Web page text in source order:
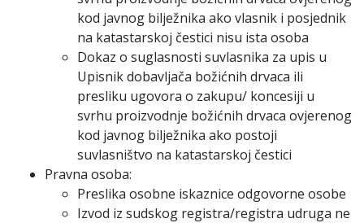
kod javnog bilježnika ako vlasnik i posjednik
na katastarskoj čestici nisu ista osoba
Dokaz o suglasnosti suvlasnika za upis u
Upisnik dobavljača božićnih drvaca ili
presliku ugovora o zakupu/ koncesiji u
svrhu proizvodnje božićnih drvaca ovjerenog
kod javnog bilježnika ako postoji
suvlasništvo na katastarskoj čestici
Pravna osoba:
Preslika osobne iskaznice odgovorne osobe
Izvod iz sudskog registra/registra udruga ne